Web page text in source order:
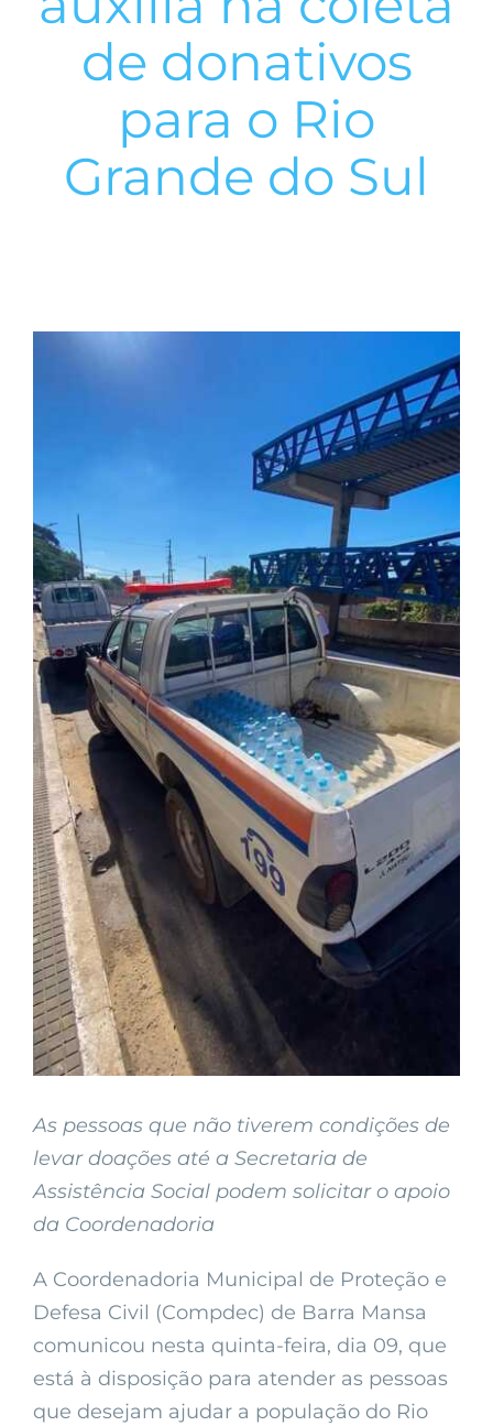
de donativos
para o Rio
Grande do Sul
As pessoas que não tiverem condições de
levar doações até a Secretaria de
Assistência Social podem solicitar o apoio
da Coordenadoria
A Coordenadoria Municipal de Proteção e
Defesa Civil (Compdec) de Barra Mansa
comunicou nesta quinta-feira, dia 09, que
está à disposição para atender as pessoas
que desejam ajudar a população do Rio